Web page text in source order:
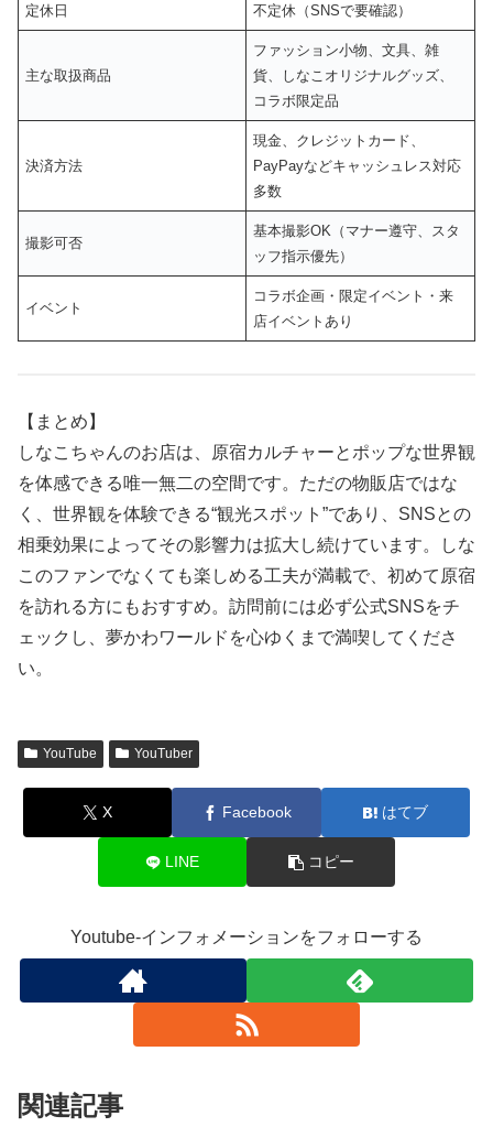
定休日 不定休（SNSで要確認）
主な取扱商品
ファッション小物、文具、雑
貨、しなこオリジナルグッズ、
コラボ限定品
決済方法
現金、クレジットカード、
PayPayなどキャッシュレス対応
多数
撮影可否
基本撮影OK（マナー遵守、スタ
ッフ指示優先）
イベント
コラボ企画・限定イベント・来
店イベントあり
【まとめ】
しなこちゃんのお店は、原宿カルチャーとポップな世界観
を体感できる唯一無二の空間です。ただの物販店ではな
く、世界観を体験できる“観光スポット”であり、SNSとの
相乗効果によってその影響力は拡大し続けています。しな
このファンでなくても楽しめる工夫が満載で、初めて原宿
を訪れる方にもおすすめ。訪問前には必ず公式SNSをチ
ェックし、夢かわワールドを心ゆくまで満喫してくださ
い。
YouTube YouTuber
X Facebook はてブ
LINE コピー
Youtube-インフォメーションをフォローする
関連記事